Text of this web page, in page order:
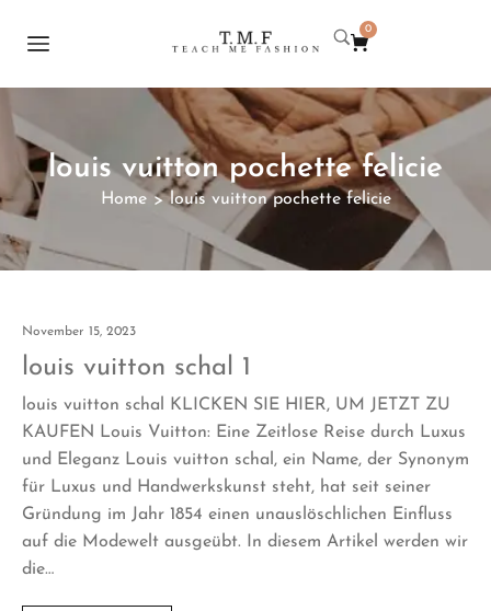
0
louis vuitton pochette felicie
Home > louis vuitton pochette felicie
November 15, 2023
louis vuitton schal 1
louis vuitton schal KLICKEN SIE HIER, UM JETZT ZU
KAUFEN Louis Vuitton: Eine Zeitlose Reise durch Luxus
und Eleganz Louis vuitton schal, ein Name, der Synonym
für Luxus und Handwerkskunst steht, hat seit seiner
Gründung im Jahr 1854 einen unauslöschlichen Einfluss
auf die Modewelt ausgeübt. In diesem Artikel werden wir
die…